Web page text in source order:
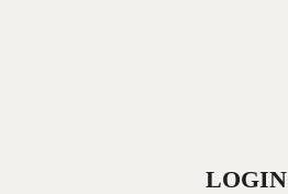
LOGIN